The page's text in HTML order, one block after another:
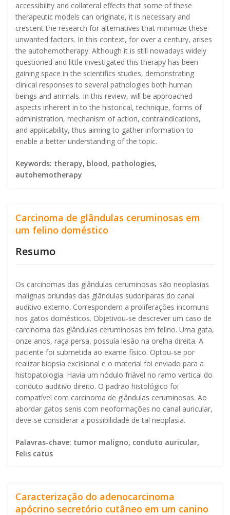
accessibility and collateral effects that some of these
therapeutic models can originate, it is necessary and
crescent the research for alternatives that minimize these
unwanted factors. In this context, for over a century, arises
the autohemotherapy. Although it is still nowadays widely
questioned and little investigated this therapy has been
gaining space in the scientifics studies, demonstrating
clinical responses to several pathologies both human
beings and animals. In this review, will be approached
aspects inherent in to the historical, technique, forms of
administration, mechanism of action, contraindications,
and applicability, thus aiming to gather information to
enable a better understanding of the topic.
Keywords: therapy, blood, pathologies,
autohemotherapy
Carcinoma de glândulas ceruminosas em
um felino doméstico
Resumo
Os carcinomas das glândulas ceruminosas são neoplasias
malignas oriundas das glândulas sudoríparas do canal
auditivo externo. Correspondem a proliferações incomuns
nos gatos domésticos. Objetivou-se descrever um caso de
carcinoma das glândulas ceruminosas em felino. Uma gata,
onze anos, raça persa, possuía lesão na orelha direita. A
paciente foi submetida ao exame físico. Optou-se por
realizar biopsia excisional e o material foi enviado para a
histopatologia. Havia um nódulo friável no ramo vertical do
conduto auditivo direito. O padrão histológico foi
compatível com carcinoma de glândulas ceruminosas. Ao
abordar gatos senis com neoformações no canal auricular,
deve-se considerar a possibilidade de tal neoplasia.
Palavras-chave: tumor maligno, conduto auricular,
Felis catus
Caracterização do adenocarcinoma
apócrino secretório cutâneo em um canino